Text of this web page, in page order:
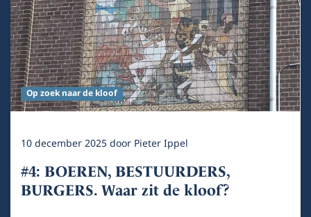
Op zoek naar de kloof
10 december 2025door Pieter Ippel
#4: BOEREN, BESTUURDERS,
BURGERS. Waar zit de kloof?